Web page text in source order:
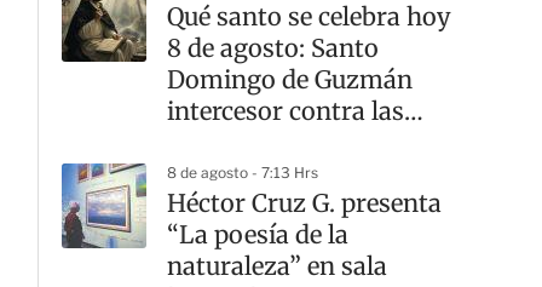
Qué santo se celebra hoy
8 de agosto: Santo
Domingo de Guzmán
intercesor contra las
8 de agosto - 7:13 Hrs
Héctor Cruz G. presenta
“La poesía de la
naturaleza” en sala